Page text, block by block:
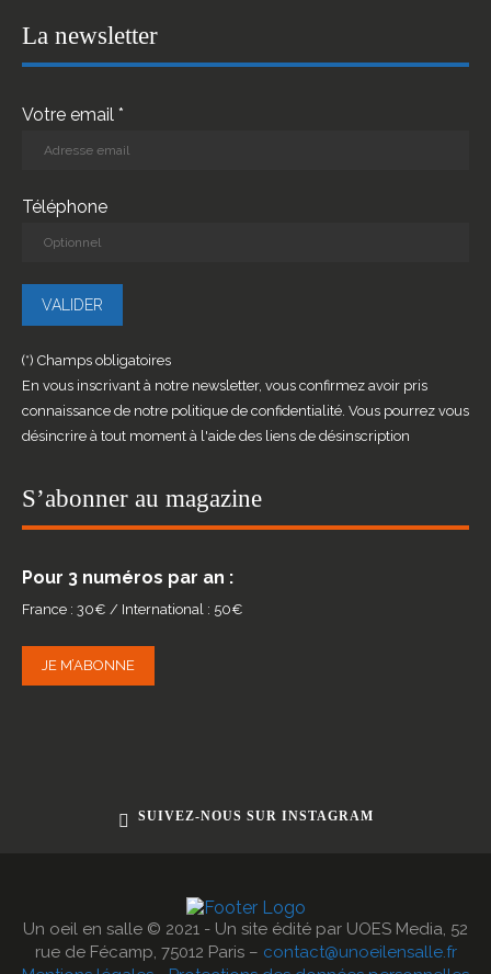
La newsletter
Votre email *
Téléphone
(*) Champs obligatoires
En vous inscrivant à notre newsletter, vous confirmez avoir pris
connaissance de notre politique de confidentialité. Vous pourrez vous
désincrire à tout moment à l'aide des liens de désinscription
S’abonner au magazine
Pour 3 numéros par an :
France : 30€ / International : 50€
JE M’ABONNE
SUIVEZ-NOUS SUR INSTAGRAM
Un oeil en salle © 2021 - Un site édité par UOES Media, 52
rue de Fécamp, 75012 Paris – contact@unoeilensalle.fr